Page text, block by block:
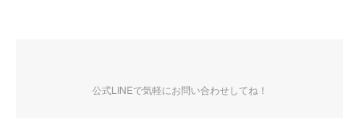
公式LINEで気軽にお問い合わせしてね！